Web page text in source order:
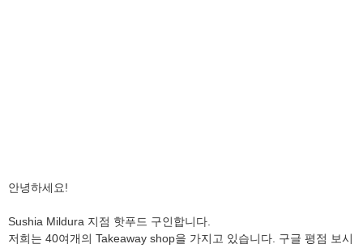
안녕하세요!
Sushia Mildura 지점 핫푸드 구인합니다.
저희는 40여개의 Takeaway shop을 가지고 있습니다. 구글 평점 보시